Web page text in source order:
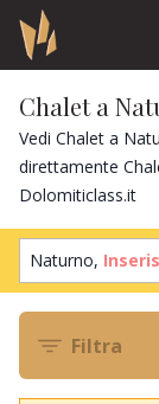
Chalet a
Vedi Chalet a
direttamente
Dolomiticlass.it
Naturno,
Filtra